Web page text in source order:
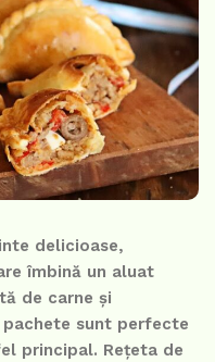
delicioase,
îmbină un aluat
de carne și
sunt perfecte
principal. Rețeta de